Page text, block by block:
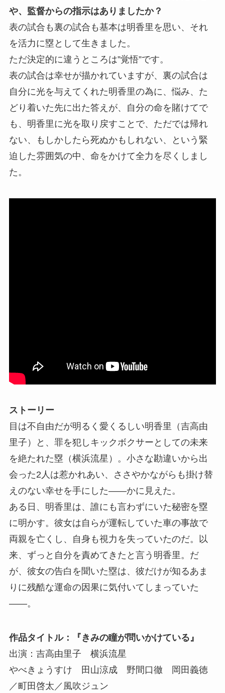
や、監督からの指示はありましたか？
表の試合も裏の試合も基本は明香里を思い、それ
を活力に塁として生きました。
ただ決定的に違うところは”覚悟”です。
表の試合は幸せが描かれていますが、裏の試合は
自分に光を与えてくれた明香里の為に、悩み、た
どり着いた先に出た答えが、自分の命を賭けてで
も、明香里に光を取り戻すことで、ただでは帰れ
ない、もしかしたら死ぬかもしれない、という緊
迫した雰囲気の中、命をかけて全力を尽くしまし
た。
ストーリー
目は不自由だが明るく愛くるしい明香里（吉高由
里子）と、罪を犯しキックボクサーとしての未来
を絶たれた塁（横浜流星）。小さな勘違いから出
会った2人は惹かれあい、ささやかながらも掛け替
えのない幸せを手にした――かに見えた。
ある日、明香里は、誰にも言わずにいた秘密を塁
に明かす。彼女は自らが運転していた車の事故で
両親を亡くし、自身も視力を失っていたのだ。以
来、ずっと自分を責めてきたと言う明香里。だ
が、彼女の告白を聞いた塁は、彼だけが知るあま
りに残酷な運命の因果に気付いてしまっていた
――。
作品タイトル：『きみの瞳が問いかけている』
出演：吉高由里子 横浜流星
やべきょうすけ 田山涼成 野間口徹 岡田義徳
／町田啓太／風吹ジュン